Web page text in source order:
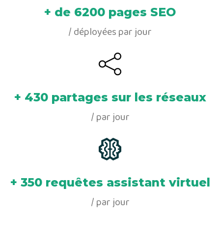
+ de 6200 pages SEO
/ déployées par jour
+ 430 partages sur les réseaux
/ par jour
+ 350 requêtes assistant virtuel
/ par jour